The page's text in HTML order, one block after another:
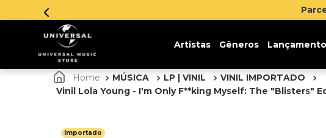
Parcelamento em até 12x
Artistas Gêneros
MÚSICA LP | VINIL
VINIL IMPORTADO
Vinil Lola Young - I'm Only F**king Myself: The "Blisters"
Importado